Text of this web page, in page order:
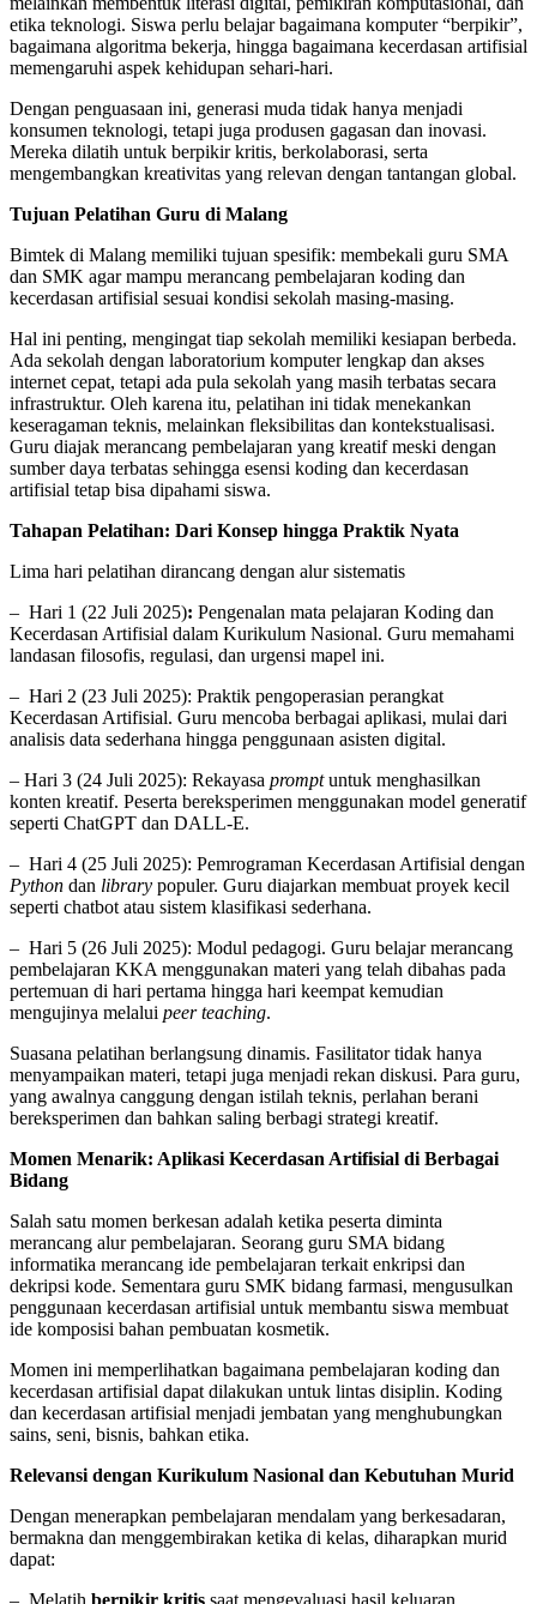
etika teknologi. Siswa perlu belajar bagaimana komputer “berpikir”,
bagaimana algoritma bekerja, hingga bagaimana kecerdasan artifisial
memengaruhi aspek kehidupan sehari-hari.
Dengan penguasaan ini, generasi muda tidak hanya menjadi
konsumen teknologi, tetapi juga produsen gagasan dan inovasi.
Mereka dilatih untuk berpikir kritis, berkolaborasi, serta
mengembangkan kreativitas yang relevan dengan tantangan global.
Tujuan Pelatihan Guru di Malang
Bimtek di Malang memiliki tujuan spesifik: membekali guru SMA
dan SMK agar mampu merancang pembelajaran koding dan
kecerdasan artifisial sesuai kondisi sekolah masing-masing.
Hal ini penting, mengingat tiap sekolah memiliki kesiapan berbeda.
Ada sekolah dengan laboratorium komputer lengkap dan akses
internet cepat, tetapi ada pula sekolah yang masih terbatas secara
infrastruktur. Oleh karena itu, pelatihan ini tidak menekankan
keseragaman teknis, melainkan fleksibilitas dan kontekstualisasi.
Guru diajak merancang pembelajaran yang kreatif meski dengan
sumber daya terbatas sehingga esensi koding dan kecerdasan
artifisial tetap bisa dipahami siswa.
Tahapan Pelatihan: Dari Konsep hingga Praktik Nyata
Lima hari pelatihan dirancang dengan alur sistematis
– Hari 1 (22 Juli 2025): Pengenalan mata pelajaran Koding dan
Kecerdasan Artifisial dalam Kurikulum Nasional. Guru memahami
landasan filosofis, regulasi, dan urgensi mapel ini.
– Hari 2 (23 Juli 2025): Praktik pengoperasian perangkat
Kecerdasan Artifisial. Guru mencoba berbagai aplikasi, mulai dari
analisis data sederhana hingga penggunaan asisten digital.
– Hari 3 (24 Juli 2025): Rekayasa promptuntuk menghasilkan
konten kreatif. Peserta bereksperimen menggunakan model generatif
seperti ChatGPT dan DALL-E.
– Hari 4 (25 Juli 2025): Pemrograman Kecerdasan Artifisial dengan
Python dan library populer. Guru diajarkan membuat proyek kecil
seperti chatbot atau sistem klasifikasi sederhana.
– Hari 5 (26 Juli 2025): Modul pedagogi. Guru belajar merancang
pembelajaran KKA menggunakan materi yang telah dibahas pada
pertemuan di hari pertama hingga hari keempat kemudian
mengujinya melalui peer teaching.
Suasana pelatihan berlangsung dinamis. Fasilitator tidak hanya
menyampaikan materi, tetapi juga menjadi rekan diskusi. Para guru,
yang awalnya canggung dengan istilah teknis, perlahan berani
bereksperimen dan bahkan saling berbagi strategi kreatif.
Momen Menarik: Aplikasi Kecerdasan Artifisial di Berbagai
Bidang
Salah satu momen berkesan adalah ketika peserta diminta
merancang alur pembelajaran. Seorang guru SMA bidang
informatika merancang ide pembelajaran terkait enkripsi dan
dekripsi kode. Sementara guru SMK bidang farmasi, mengusulkan
penggunaan kecerdasan artifisial untuk membantu siswa membuat
ide komposisi bahan pembuatan kosmetik.
Momen ini memperlihatkan bagaimana pembelajaran koding dan
kecerdasan artifisial dapat dilakukan untuk lintas disiplin. Koding
dan kecerdasan artifisial menjadi jembatan yang menghubungkan
sains, seni, bisnis, bahkan etika.
Relevansi dengan Kurikulum Nasional dan Kebutuhan Murid
Dengan menerapkan pembelajaran mendalam yang berkesadaran,
bermakna dan menggembirakan ketika di kelas, diharapkan murid
dapat: